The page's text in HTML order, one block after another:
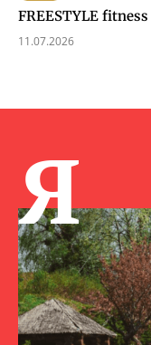
FREESTYLE
11.07.2026
Я